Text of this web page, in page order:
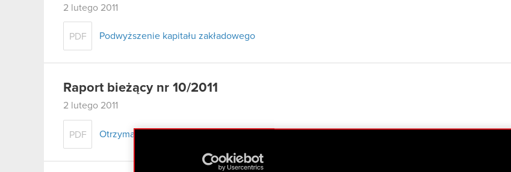
2 lutego 2011
PDF Podwyższenie kapitału zakładowego
Raport bieżący nr 10/2011
2 lutego 2011
PDF Otrzymanie zawiadomienia, o którym mowa w art. 69 ustawy o ofercie publicznej